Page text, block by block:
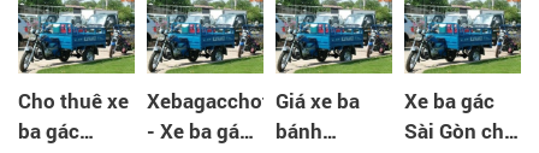
Cho thuê xe
ba gác
Xebagacchothue
- Xe ba gác
Giá xe ba
bánh
Xe ba gác
Sài Gòn cho